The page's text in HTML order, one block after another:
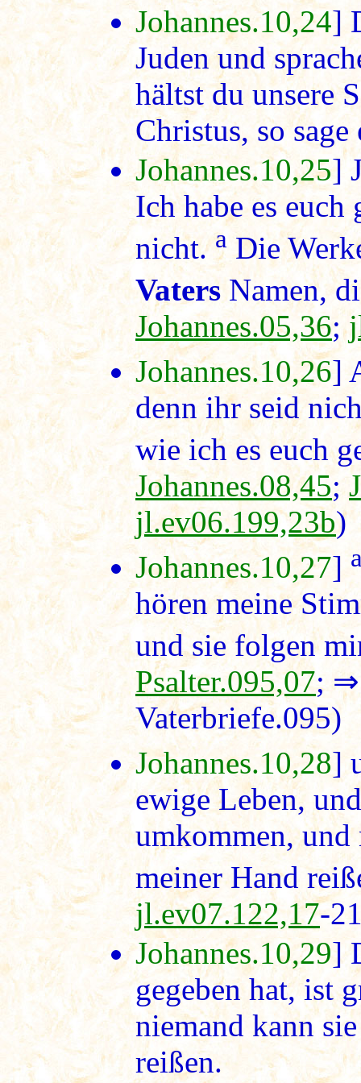
Johannes.10,24]
Juden und
hältst du unsere
Christus, so
Johannes.10,25]
Ich habe es
nicht.a Die
Vaters Namen,
Johannes.05,36;
Johannes.10,26]
denn ihr seid
wie ich es euch
Johannes.08,45;
jl.ev06.199,23b)
Johannes.10,27]
hören meine
und sie folgen
Psalter.095,07;
Vaterbriefe.095)
Johannes.10,28]
ewige Leben,
umkommen, und
meiner Hand
jl.ev07.122,17-
Johannes.10,29]
gegeben hat, ist
niemand kann
reißen.